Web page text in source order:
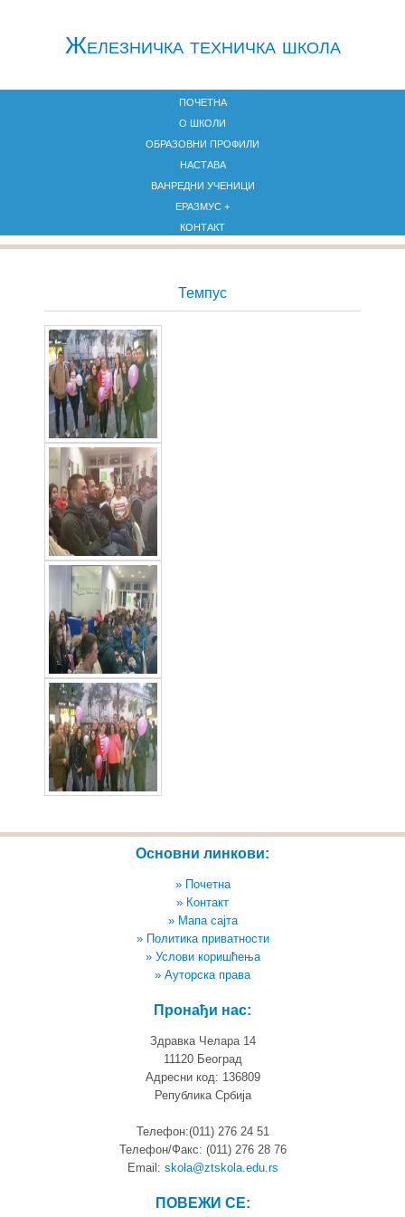
Железничкa техничка школа
ПОЧЕТНА
О ШКОЛИ
ОБРАЗОВНИ ПРОФИЛИ
НАСТАВА
ВАНРЕДНИ УЧЕНИЦИ
ЕРАЗМУС +
КОНТАКТ
Темпус
Основни линкови:
» Почетна
» Контакт
» Мапа сајта
» Политика приватности
» Услови коришћења
» Ауторска права
Пронађи нас:
Здравка Челара 14
11120 Београд
Адресни код: 136809
Република Србија
Телефон:(011) 276 24 51
Телефон/Факс: (011) 276 28 76
Email: skola@ztskola.edu.rs
ПОВЕЖИ СЕ: